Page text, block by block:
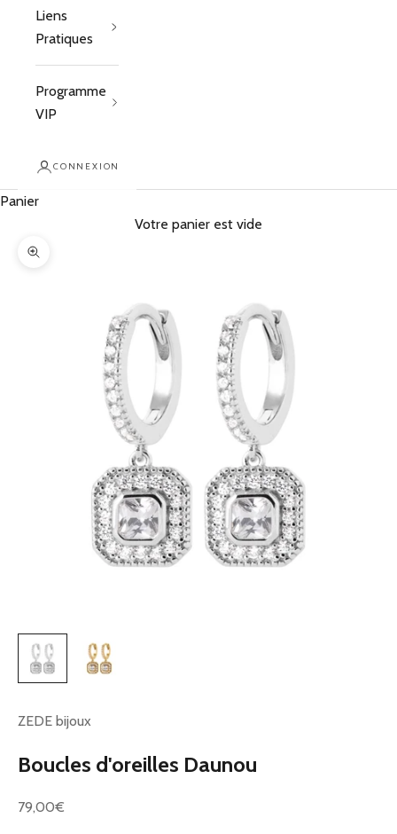
Liens
Pratiques
Programme
VIP
CONNEXION
Panier
Votre panier est vide
Zoomer sur l'image
ZEDE bijoux
Boucles d'oreilles Daunou
Prix de vente
79,00€